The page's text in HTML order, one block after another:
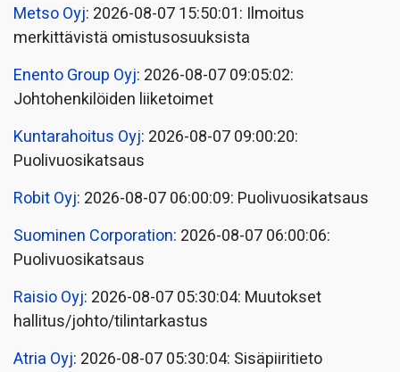
Metso Oyj: 2026-08-07 15:50:01: Ilmoitus
merkittävistä omistusosuuksista
Enento Group Oyj: 2026-08-07 09:05:02:
Johtohenkilöiden liiketoimet
Kuntarahoitus Oyj: 2026-08-07 09:00:20:
Puolivuosikatsaus
Robit Oyj: 2026-08-07 06:00:09: Puolivuosikatsaus
Suominen Corporation: 2026-08-07 06:00:06:
Puolivuosikatsaus
Raisio Oyj: 2026-08-07 05:30:04: Muutokset
hallitus/johto/tilintarkastus
Atria Oyj: 2026-08-07 05:30:04: Sisäpiiritieto